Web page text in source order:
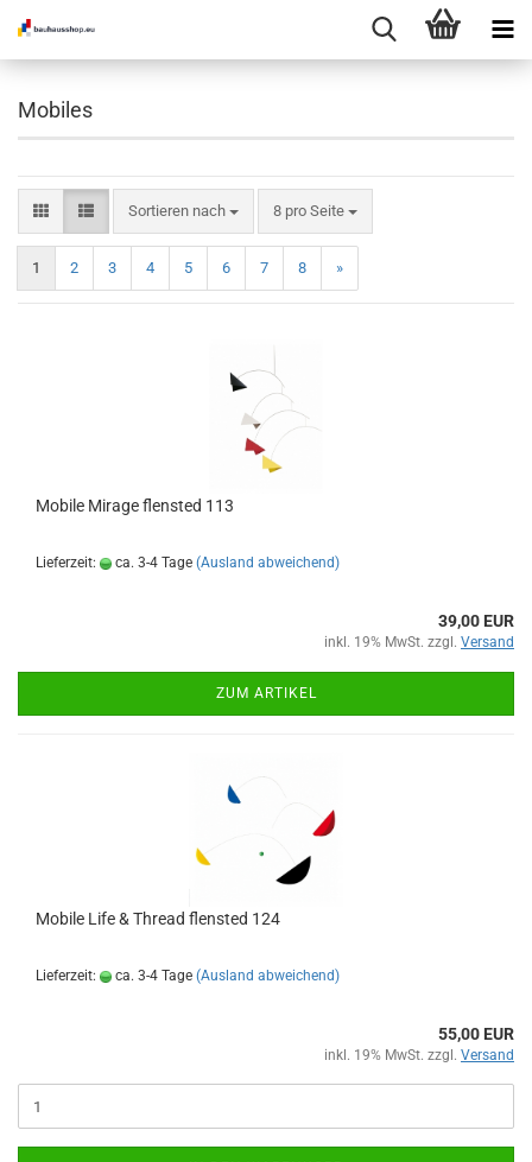
Mobiles
Sortieren nach
Sortieren nach 8 pro Seite
pro Seite
1 2 3 4 5 6 7 8 »
Mobile Mirage flensted 113
Lieferzeit: ca. 3-4 Tage (Ausland abweichend)
39,00 EUR
inkl. 19% MwSt. zzgl. Versand
ZUM ARTIKEL
Mobile Life & Thread flensted 124
Lieferzeit: ca. 3-4 Tage (Ausland abweichend)
55,00 EUR
inkl. 19% MwSt. zzgl. Versand